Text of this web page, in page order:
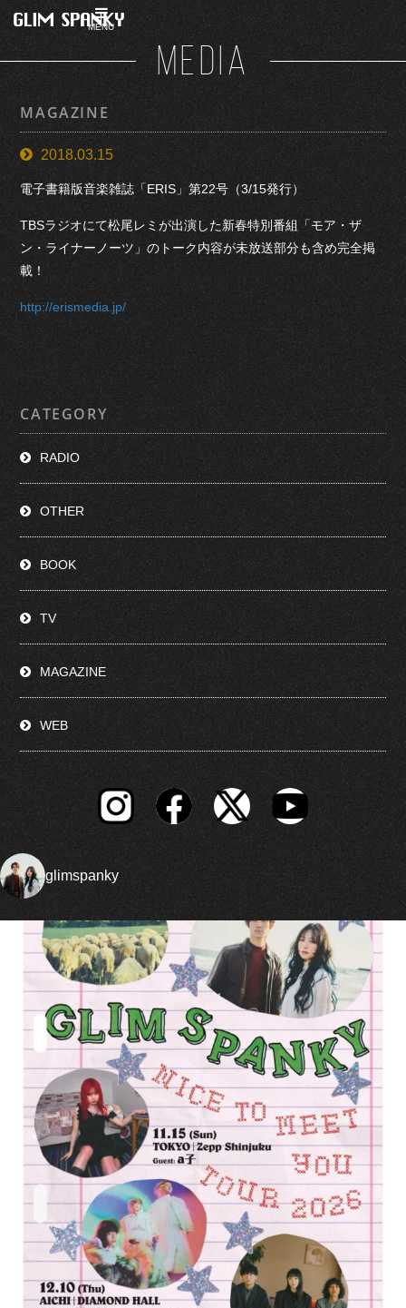
MENU
MEDIA
MAGAZINE
2018.03.15
電子書籍版音楽雑誌「ERIS」第22号（3/15発行）
TBSラジオにて松尾レミが出演した新春特別番組「モア・ザ
ン・ライナーノーツ」のトーク内容が未放送部分も含め完全掲
載！
http://erismedia.jp/
CATEGORY
RADIO
OTHER
BOOK
TV
MAGAZINE
WEB
glimspanky